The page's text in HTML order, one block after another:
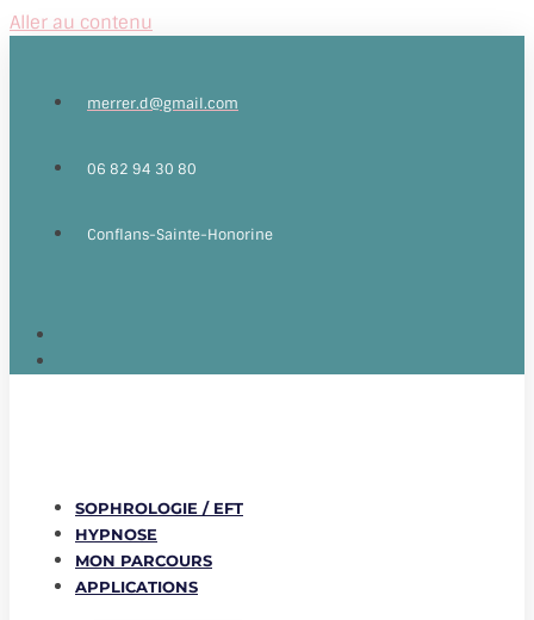
Aller au contenu
merrer.d@gmail.com
06 82 94 30 80
Conflans-Sainte-Honorine
SOPHROLOGIE / EFT
HYPNOSE
MON PARCOURS
APPLICATIONS